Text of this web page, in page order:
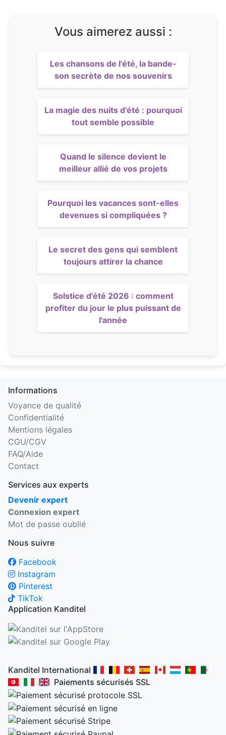
Vous aimerez aussi :
Les chansons de l'été, la bande-
son secrète de nos souvenirs
La magie des nuits d'été : pourquoi
tout semble possible
Quand le silence devient le
meilleur allié de vos projets
Pourquoi les vacances sont-elles
devenues si compliquées ?
Le secret des gens qui semblent
toujours attirer la chance
Solstice d'été 2026 : comment
profiter du jour le plus puissant de
l'année
Informations
Voyance de qualité
Confidentialité
Mentions légales
CGU/CGV
FAQ/Aide
Contact
Services aux experts
Devenir expert
Connexion expert
Mot de passe oublié
Nous suivre
Facebook
Instagram
Pinterest
TikTok
Application Kanditel
Kanditel International
Paiements sécurisés SSL